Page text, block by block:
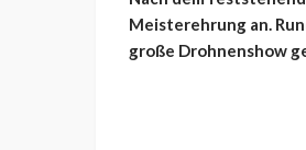
Meisterehrung an.
große Drohnenshow